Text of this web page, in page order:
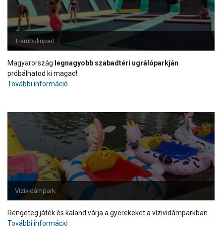
Trambulinpart
Magyarország legnagyobb szabadtéri ugrálóparkján
próbálhatod ki magad!
További információ
Vízividámpark
Rengeteg játék és kaland várja a gyerekeket a vízividámparkban.
További információ